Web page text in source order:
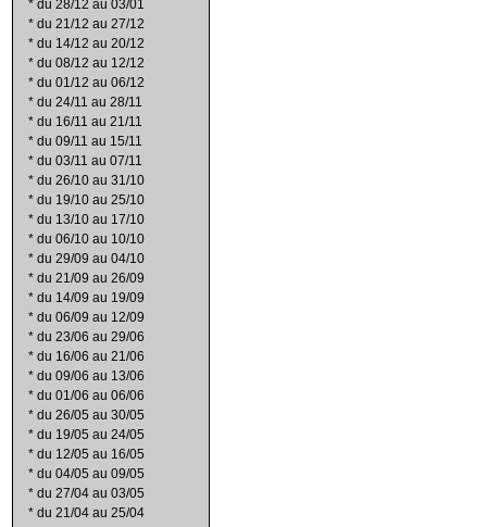
* du 28/12 au 03/01
* du 21/12 au 27/12
* du 14/12 au 20/12
* du 08/12 au 12/12
* du 01/12 au 06/12
* du 24/11 au 28/11
* du 16/11 au 21/11
* du 09/11 au 15/11
* du 03/11 au 07/11
* du 26/10 au 31/10
* du 19/10 au 25/10
* du 13/10 au 17/10
* du 06/10 au 10/10
* du 29/09 au 04/10
* du 21/09 au 26/09
* du 14/09 au 19/09
* du 06/09 au 12/09
* du 23/06 au 29/06
* du 16/06 au 21/06
* du 09/06 au 13/06
* du 01/06 au 06/06
* du 26/05 au 30/05
* du 19/05 au 24/05
* du 12/05 au 16/05
* du 04/05 au 09/05
* du 27/04 au 03/05
* du 21/04 au 25/04